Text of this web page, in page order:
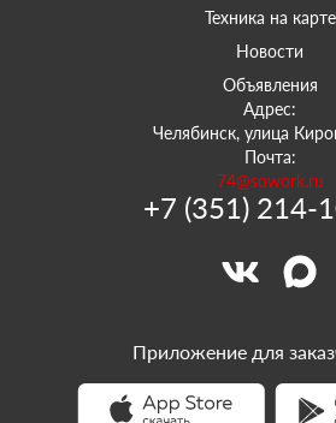
Техника на карте
Новости
Объявления
Адрес:
Челябинск, улица
Почта:
74@sowork.ru
+7 (351) 214-
Приложение для